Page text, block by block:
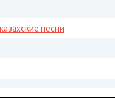
песни